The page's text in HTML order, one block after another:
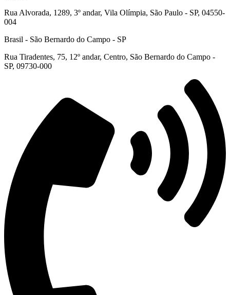
Rua Alvorada, 1289, 3º andar, Vila Olímpia, São Paulo - SP, 04550-
004
Brasil - São Bernardo do Campo - SP
Rua Tiradentes, 75, 12º andar, Centro, São Bernardo do Campo -
SP, 09730-000